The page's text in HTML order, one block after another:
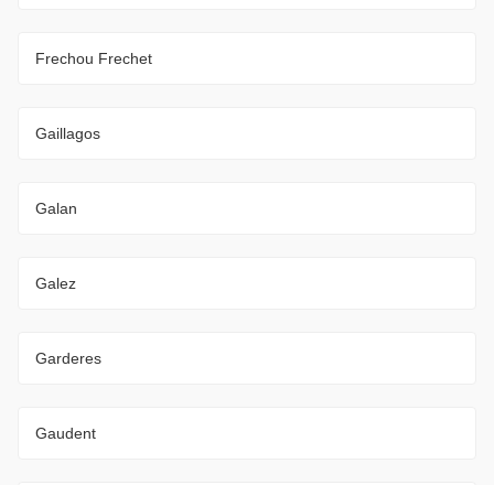
Frechou Frechet
Gaillagos
Galan
Galez
Garderes
Gaudent